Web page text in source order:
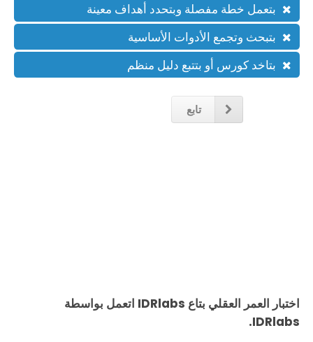
بتعمل خطة مفصلة وبتحدد أهداف معينة
بتبحث وتجمع الأدوات الأساسية
بتاخد كورس أو بتتبع دليل منظم
تابع
اختبار العمر العقلي بتاع IDRlabs اتعمل بواسطة
IDRlabs.